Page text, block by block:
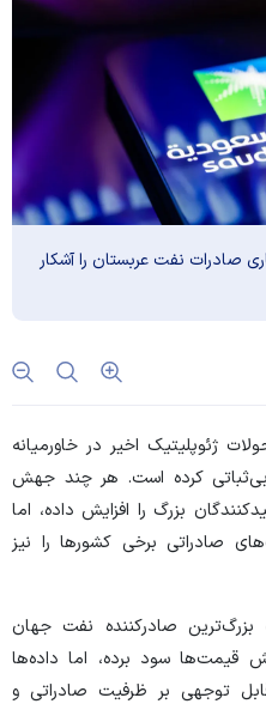
صادرات نفت عربستان را آشکار
ژئوپلیتیک اخیر در خاورمیانه
بی‌ثباتی کرده است. هر چند جهش
بزرگ را افزایش داده، اما
صادراتی برخی کشورها را نیز
صادرکننده نفت جهان
قیمت‌ها سود برده، اما داده‌ها
توجهی بر ظرفیت صادراتی و